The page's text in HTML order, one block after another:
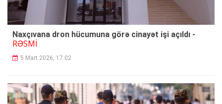
Naxçıvana dron hücumuna görə cinayət işi açıldı -
RƏSMİ
5 Mart 2026, 17:02